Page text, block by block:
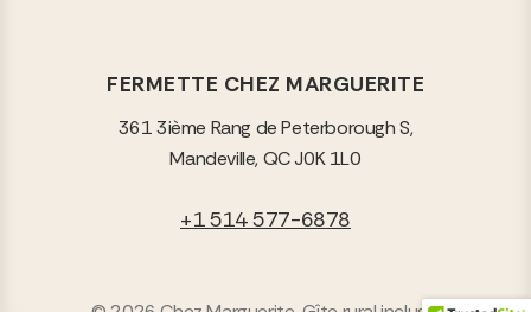
FERMETTE CHEZ MARGUERITE
361 3ième Rang de Peterborough S,
Mandeville, QC J0K 1L0
+1 514 577-6878